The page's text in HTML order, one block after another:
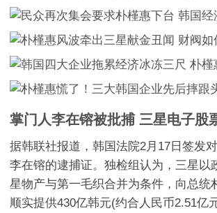
掌门人李在镕被批捕 三星电子股
据韩联社报道，韩国法院2月17日签发
李在镕的逮捕证。独检组认为，三星以
星物产与第一毛织合并为条件，向总统
顺实提供430亿韩元(约合人民币2.51亿